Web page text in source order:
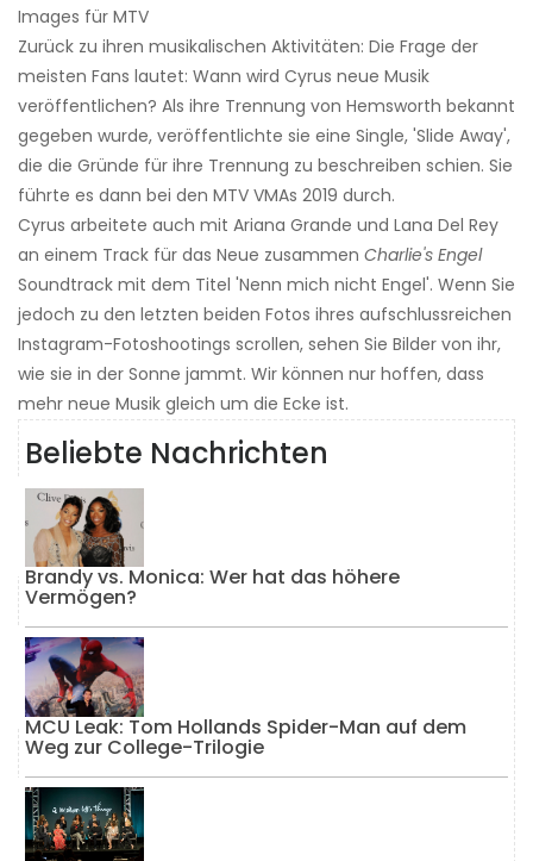
Images für MTV
Zurück zu ihren musikalischen Aktivitäten: Die Frage der
meisten Fans lautet: Wann wird Cyrus neue Musik
veröffentlichen? Als ihre Trennung von Hemsworth bekannt
gegeben wurde, veröffentlichte sie eine Single, 'Slide Away',
die die Gründe für ihre Trennung zu beschreiben schien. Sie
führte es dann bei den MTV VMAs 2019 durch.
Cyrus arbeitete auch mit Ariana Grande und Lana Del Rey
an einem Track für das Neue zusammen Charlie's Engel
Soundtrack mit dem Titel 'Nenn mich nicht Engel'. Wenn Sie
jedoch zu den letzten beiden Fotos ihres aufschlussreichen
Instagram-Fotoshootings scrollen, sehen Sie Bilder von ihr,
wie sie in der Sonne jammt. Wir können nur hoffen, dass
mehr neue Musik gleich um die Ecke ist.
Beliebte Nachrichten
Brandy vs. Monica: Wer hat das höhere
Vermögen?
MCU Leak: Tom Hollands Spider-Man auf dem
Weg zur College-Trilogie